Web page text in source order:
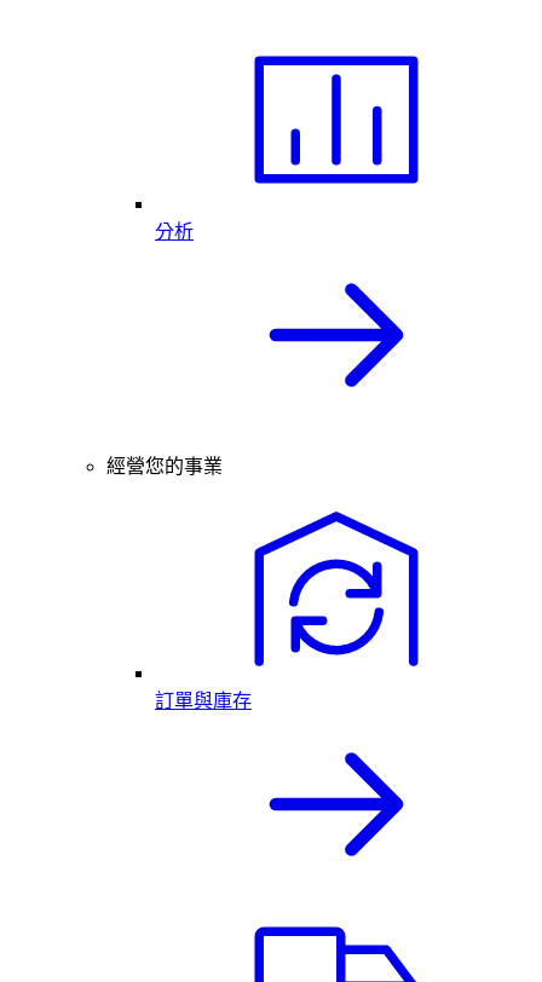
分析
經營您的事業
訂單與庫存